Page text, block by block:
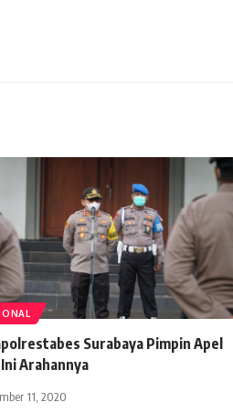
Surabaya Pimpin Apel
Arahannya
11, 2020